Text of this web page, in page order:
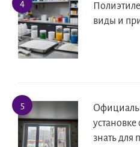
виды и
знать для